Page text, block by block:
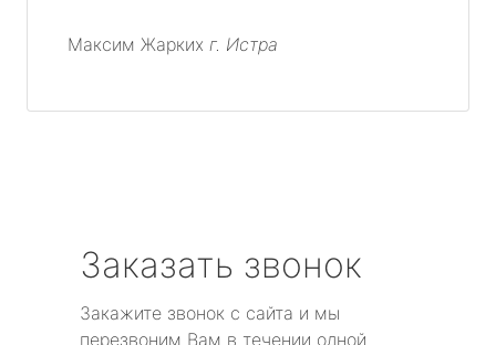
Максим Жарких г. Истра
Заказать звонок
Закажите звонок с сайта и мы
перезвоним Вам в течении одной